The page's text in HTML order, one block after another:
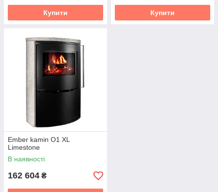
Купити Купити
Ember kamin O1 XL
Limestone
В наявності
162 604 ₴